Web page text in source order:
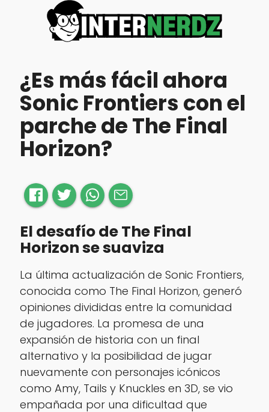
¿Es más fácil ahora
Sonic Frontiers con el
parche de The Final
Horizon?
El desafío de The Final
Horizon se suaviza
La última actualización de Sonic Frontiers,
conocida como The Final Horizon, generó
opiniones divididas entre la comunidad
de jugadores. La promesa de una
expansión de historia con un final
alternativo y la posibilidad de jugar
nuevamente con personajes icónicos
como Amy, Tails y Knuckles en 3D, se vio
empañada por una dificultad que